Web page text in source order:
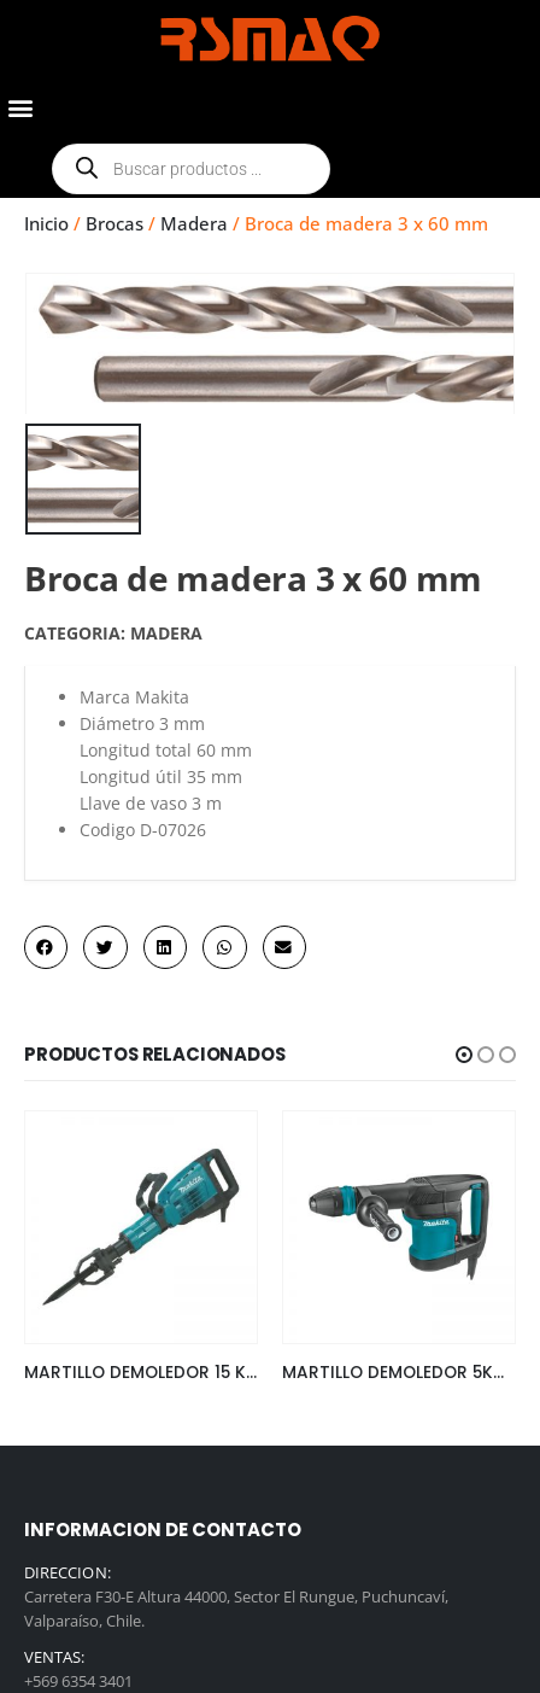
Inicio / Brocas / Madera / Broca de madera 3 x 60 mm
Broca de madera 3 x 60 mm
CATEGORIA: MADERA
Marca Makita
Diámetro 3 mm
Longitud total 60 mm
Longitud útil 35 mm
Llave de vaso 3 m
Codigo D-07026
PRODUCTOS RELACIONADOS
MARTILLO DEMOLEDOR 15 KG MAKITA HM1307C MARTILLO DEMOLEDOR 5KG MAKITA HM0870C
INFORMACION DE CONTACTO
DIRECCION:
Carretera F30-E Altura 44000, Sector El Rungue, Puchuncaví,
Valparaíso, Chile.
VENTAS:
+569 6354 3401